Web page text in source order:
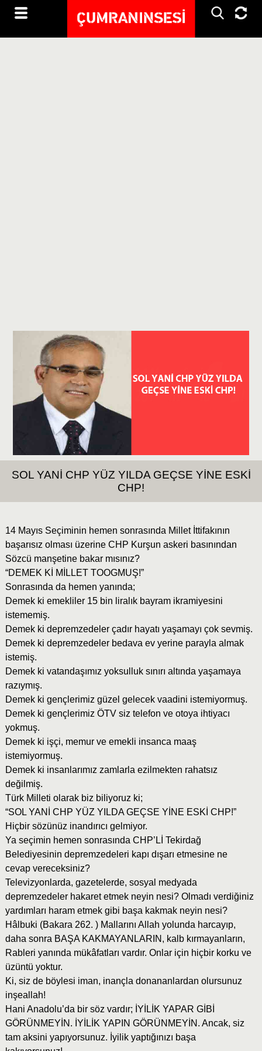
SOL YANİ CHP YÜZ YILDA GEÇSE YİNE ESKİ
CHP!
14 Mayıs Seçiminin hemen sonrasında Millet İttifakının
başarısız olması üzerine CHP Kurşun askeri basınından
Sözcü manşetine bakar mısınız?
“DEMEK Kİ MİLLET TOOGMUŞ!”
Sonrasında da hemen yanında;
Demek ki emekliler 15 bin liralık bayram ikramiyesini
istememiş.
Demek ki depremzedeler çadır hayatı yaşamayı çok sevmiş.
Demek ki depremzedeler bedava ev yerine parayla almak
istemiş.
Demek ki vatandaşımız yoksulluk sınırı altında yaşamaya
razıymış.
Demek ki gençlerimiz güzel gelecek vaadini istemiyormuş.
Demek ki gençlerimiz ÖTV siz telefon ve otoya ihtiyacı
yokmuş.
Demek ki işçi, memur ve emekli insanca maaş
istemiyormuş.
Demek ki insanlarımız zamlarla ezilmekten rahatsız
değilmiş.
Türk Milleti olarak biz biliyoruz ki;
“SOL YANİ CHP YÜZ YILDA GEÇSE YİNE ESKİ CHP!”
Hiçbir sözünüz inandırıcı gelmiyor.
Ya seçimin hemen sonrasında CHP’Lİ Tekirdağ
Belediyesinin depremzedeleri kapı dışarı etmesine ne
cevap vereceksiniz?
Televizyonlarda, gazetelerde, sosyal medyada
depremzedeler hakaret etmek neyin nesi? Olmadı verdiğiniz
yardımları haram etmek gibi başa kakmak neyin nesi?
Hâlbuki (Bakara 262. ) Mallarını Allah yolunda harcayıp,
daha sonra BAŞA KAKMAYANLARIN, kalb kırmayanların,
Rableri yanında mükâfatları vardır. Onlar için hiçbir korku ve
üzüntü yoktur.
Ki, siz de böylesi iman, inançla donananlardan olursunuz
inşeallah!
Hani Anadolu’da bir söz vardır; İYİLİK YAPAR GİBİ
GÖRÜNMEYİN. İYİLİK YAPIN GÖRÜNMEYİN. Ancak, siz
tam aksini yapıyorsunuz. İyilik yaptığınızı başa